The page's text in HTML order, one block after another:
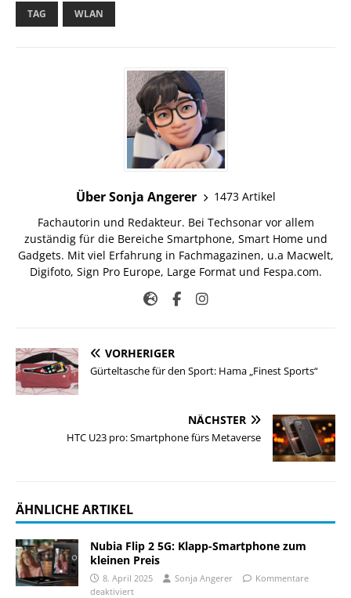
TAG WLAN
Über Sonja Angerer
1473 Artikel
Fachautorin und Redakteur. Bei Techsonar vor allem
zuständig für die Bereiche Smartphone, Smart Home und
Gadgets. Mit viel Erfahrung in Fachmagazinen, u.a Macwelt,
Digifoto, Sign Pro Europe, Large Format und Fespa.com.
VORHERIGER
Gürteltasche für den Sport: Hama „Finest Sports“
NÄCHSTER
HTC U23 pro: Smartphone fürs Metaverse
ÄHNLICHE ARTIKEL
Nubia Flip 2 5G: Klapp-Smartphone zum
kleinen Preis
8. April 2025 Sonja Angerer
Kommentare
deaktiviert